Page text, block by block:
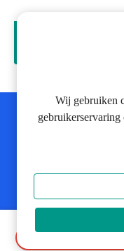
Ontdek wat
Wij gebruiken
gebruikerservaring